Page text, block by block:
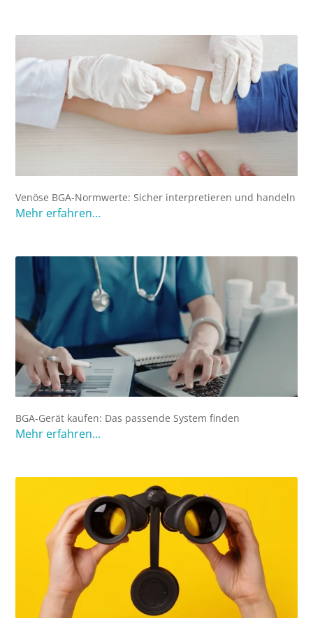
Venöse BGA-Normwerte: Sicher interpretieren und handeln
Mehr erfahren...
BGA-Gerät kaufen: Das passende System finden
Mehr erfahren...